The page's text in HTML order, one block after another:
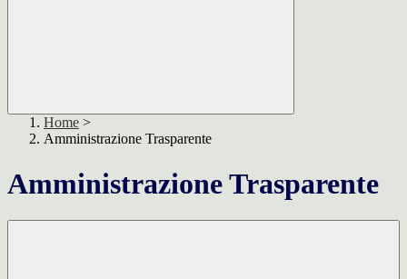
Home >
Amministrazione Trasparente
Amministrazione Trasparente